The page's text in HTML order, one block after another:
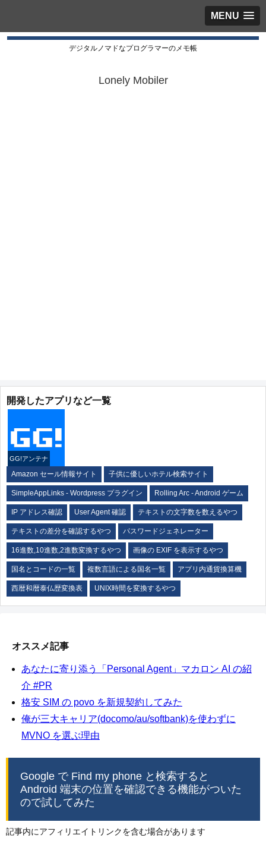
MENU
デジタルノマドなプログラマーのメモ帳
Lonely Mobiler
開発したアプリなど一覧
GG!アンテナ
Amazon セール情報サイト 子供に優しいホテル検索サイト
SimpleAppLinks - Wordpress プラグイン Rolling Arc - Android ゲーム
IP アドレス確認 User Agent 確認 テキストの文字数を数えるやつ
テキストの差分を確認するやつ パスワードジェネレーター
16進数,10進数,2進数変換するやつ 画像の EXIF を表示するやつ
国名とコードの一覧 複数言語による国名一覧 アプリ内通貨換算機
西暦和暦泰仏歴変換表 UNIX時間を変換するやつ
オススメ記事
あなたに寄り添う「Personal Agent」マカロン AI の紹
介 #PR
格安 SIM の povo を新規契約してみた
俺が三大キャリア(docomo/au/softbank)を使わずに
MVNO を選ぶ理由
Google で Find my phone と検索すると
Android 端末の位置を確認できる機能がついた
ので試してみた
記事内にアフィリエイトリンクを含む場合があります